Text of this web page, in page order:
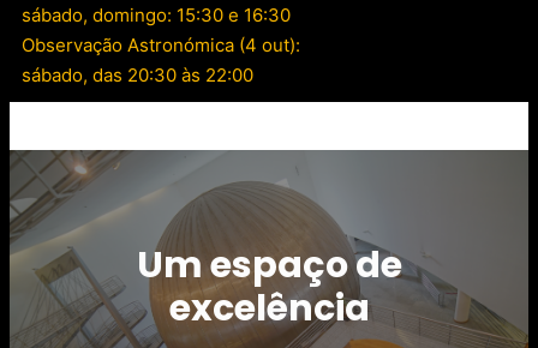
sábado, domingo: 15:30 e 16:30
Observação Astronómica (4 out):
sábado, das 20:30 às 22:00
Um espaço de
excelência